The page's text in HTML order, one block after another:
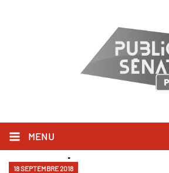
MENU
“1958 : ceux qui ont dit non” - INÉDIT-
18 SEPTEMBRE 2018